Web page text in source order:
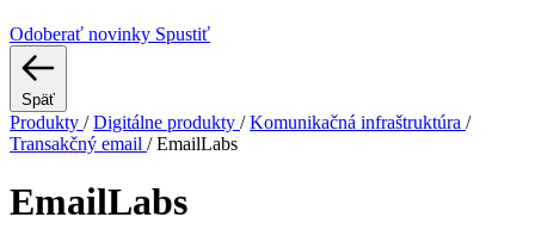
Odoberať novinky Spustiť
Späť
Produkty / Digitálne produkty / Komunikačná infraštruktúra /
Transakčný email / EmailLabs
EmailLabs